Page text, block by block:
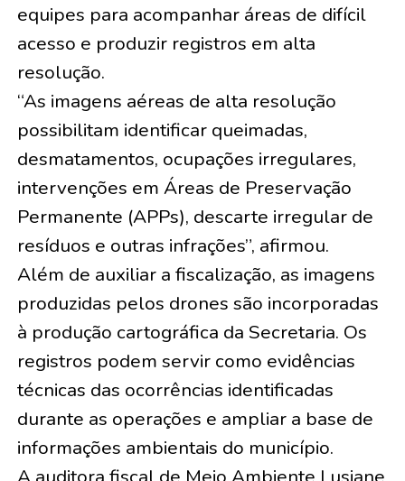
equipes para acompanhar áreas de difícil
acesso e produzir registros em alta
resolução.
“As imagens aéreas de alta resolução
possibilitam identificar queimadas,
desmatamentos, ocupações irregulares,
intervenções em Áreas de Preservação
Permanente (APPs), descarte irregular de
resíduos e outras infrações”, afirmou.
Além de auxiliar a fiscalização, as imagens
produzidas pelos drones são incorporadas
à produção cartográfica da Secretaria. Os
registros podem servir como evidências
técnicas das ocorrências identificadas
durante as operações e ampliar a base de
informações ambientais do município.